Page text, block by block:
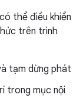
thể điều khiển
trên trình
tạm dừng phát
trong mục nội